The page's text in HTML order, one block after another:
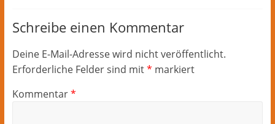
Schreibe einen Kommentar
Deine E-Mail-Adresse wird nicht veröffentlicht.
Erforderliche Felder sind mit* markiert
Kommentar*